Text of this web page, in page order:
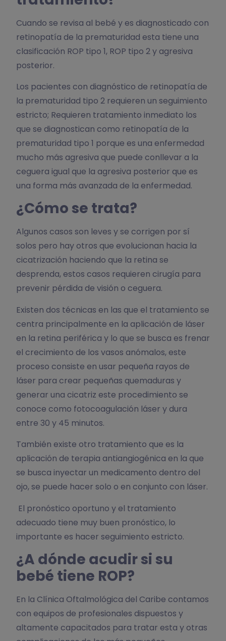
Cuando se revisa al bebé y es diagnosticado con
retinopatía de la prematuridad esta tiene una
clasificación ROP tipo 1, ROP tipo 2 y agresiva
posterior.
Los pacientes con diagnóstico de retinopatía de
la prematuridad tipo 2 requieren un seguimiento
estricto; Requieren tratamiento inmediato los
que se diagnostican como retinopatía de la
prematuridad tipo 1 porque es una enfermedad
mucho más agresiva que puede conllevar a la
ceguera igual que la agresiva posterior que es
una forma más avanzada de la enfermedad.
¿Cómo se trata?
Algunos casos son leves y se corrigen por sí
solos pero hay otros que evolucionan hacia la
cicatrización haciendo que la retina se
desprenda, estos casos requieren cirugía para
prevenir pérdida de visión o ceguera.
Existen dos técnicas en las que el tratamiento se
centra principalmente en la aplicación de láser
en la retina periférica y lo que se busca es frenar
el crecimiento de los vasos anómalos, este
proceso consiste en usar pequeña rayos de
láser para crear pequeñas quemaduras y
generar una cicatriz este procedimiento se
conoce como fotocoagulación láser y dura
entre 30 y 45 minutos.
También existe otro tratamiento que es la
aplicación de terapia antiangiogénica en la que
se busca inyectar un medicamento dentro del
ojo, se puede hacer solo o en conjunto con láser.
El pronóstico oportuno y el tratamiento
adecuado tiene muy buen pronóstico, lo
importante es hacer seguimiento estricto.
¿A dónde acudir si su
bebé tiene ROP?
En la Clínica Oftalmológica del Caribe contamos
con equipos de profesionales dispuestos y
altamente capacitados para tratar esta y otras